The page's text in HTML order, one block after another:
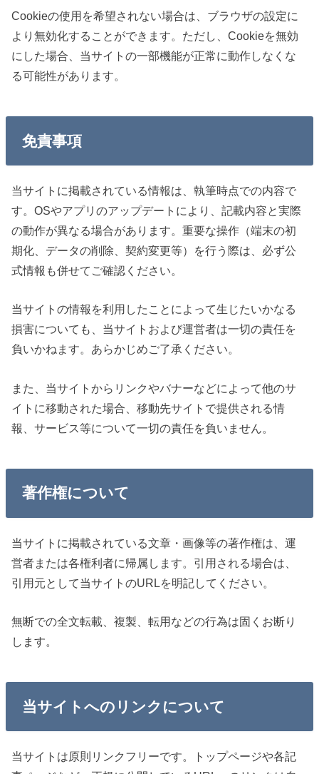
Cookieの使用を希望されない場合は、ブラウザの設定に
より無効化することができます。ただし、Cookieを無効
にした場合、当サイトの一部機能が正常に動作しなくな
る可能性があります。
免責事項
当サイトに掲載されている情報は、執筆時点での内容で
す。OSやアプリのアップデートにより、記載内容と実際
の動作が異なる場合があります。重要な操作（端末の初
期化、データの削除、契約変更等）を行う際は、必ず公
式情報も併せてご確認ください。
当サイトの情報を利用したことによって生じたいかなる
損害についても、当サイトおよび運営者は一切の責任を
負いかねます。あらかじめご了承ください。
また、当サイトからリンクやバナーなどによって他のサ
イトに移動された場合、移動先サイトで提供される情
報、サービス等について一切の責任を負いません。
著作権について
当サイトに掲載されている文章・画像等の著作権は、運
営者または各権利者に帰属します。引用される場合は、
引用元として当サイトのURLを明記してください。
無断での全文転載、複製、転用などの行為は固くお断り
します。
当サイトへのリンクについて
当サイトは原則リンクフリーです。トップページや各記